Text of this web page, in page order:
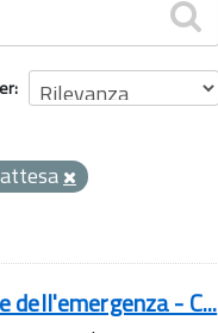
dell'emergenza - C...